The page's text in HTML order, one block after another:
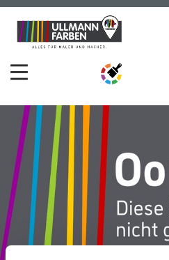
Zum
Inhalt
Zum
Navigationsmenü